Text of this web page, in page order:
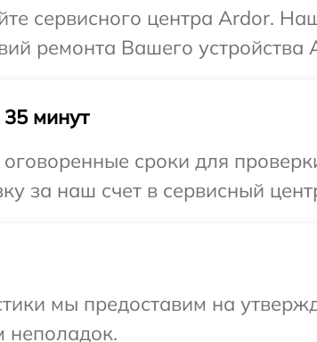
сервисного центра Ardor.
ремонта Вашего устройства
минут
сроки для
за наш счет в сервисный
мы предоставим на
неполадок.